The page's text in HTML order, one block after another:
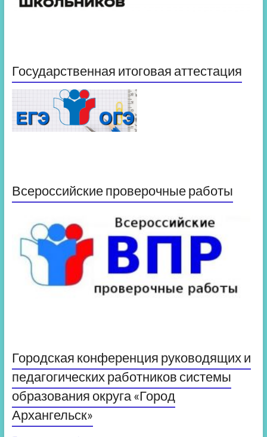
Государственная итоговая аттестация
Всероссийские проверочные работы
Городская конференция руководящих и
педагогических работников системы
образования округа «Город
Архангельск»